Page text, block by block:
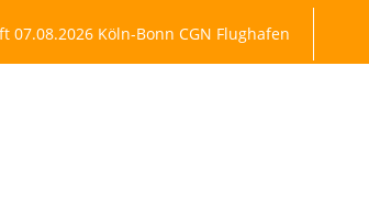
07.08.2026 Köln-Bonn CGN Flughafen